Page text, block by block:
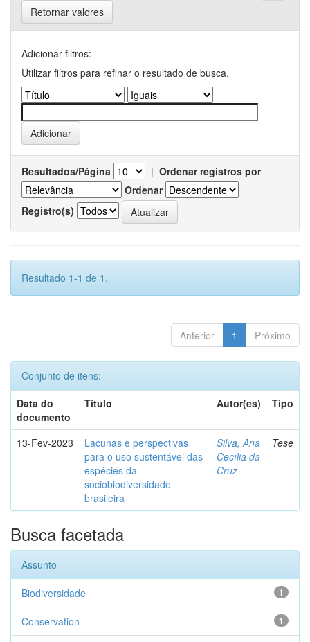
Retornar valores
Adicionar filtros:
Utilizar filtros para refinar o resultado de busca.
Resultados/Página | Ordenar registros por
Ordenar
Registro(s)
Resultado 1-1 de 1.
Anterior 1 Próximo
Conjunto de itens:
Data do
documento
Título Autor(es) Tipo
13-Fev-2023
Lacunas e perspectivas
para o uso sustentável das
espécies da
sociobiodiversidade
brasileira
Silva, Ana
Cecília da
Cruz
Tese
Busca facetada
Assunto
1
Biodiversidade
1
Conservation